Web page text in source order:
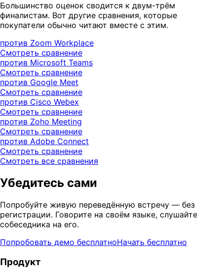
Большинство оценок сводится к двум-трём
финалистам. Вот другие сравнения, которые
покупатели обычно читают вместе с этим.
против Zoom Workplace
Смотреть сравнение
против Microsoft Teams
Смотреть сравнение
против Google Meet
Смотреть сравнение
против Cisco Webex
Смотреть сравнение
против Zoho Meeting
Смотреть сравнение
против Adobe Connect
Смотреть сравнение
Смотреть все сравнения
Убедитесь сами
Попробуйте живую переведённую встречу — без
регистрации. Говорите на своём языке, слушайте
собеседника на его.
Попробовать демо бесплатноНачать бесплатно
Продукт